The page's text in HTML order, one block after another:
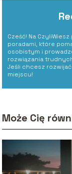
Cześć! Na
poradami, które
osobistym i
rozwiązania
Jeśli chcesz
miejscu!
Może Cię